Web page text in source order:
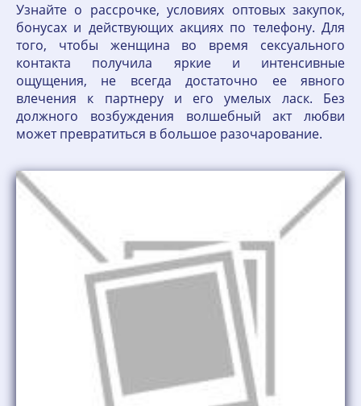
Узнайте о рассрочке, условиях оптовых закупок,
бонусах и действующих акциях по телефону. Для
того, чтобы женщина во время сексуального
контакта получила яркие и интенсивные
ощущения, не всегда достаточно ее явного
влечения к партнеру и его умелых ласк. Без
должного возбуждения волшебный акт любви
может превратиться в большое разочарование.